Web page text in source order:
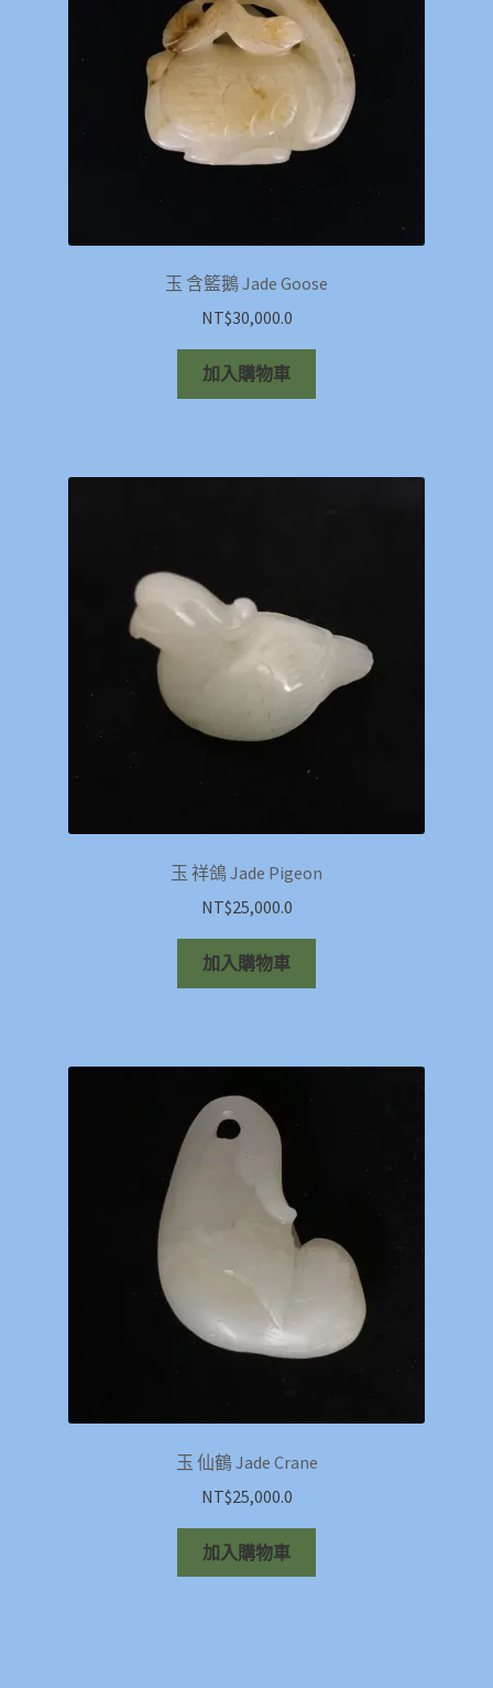
玉 含籃鵝 Jade Goose
NT$30,000.0
加入購物車
玉 祥鴿 Jade Pigeon
NT$25,000.0
加入購物車
玉 仙鶴 Jade Crane
NT$25,000.0
加入購物車